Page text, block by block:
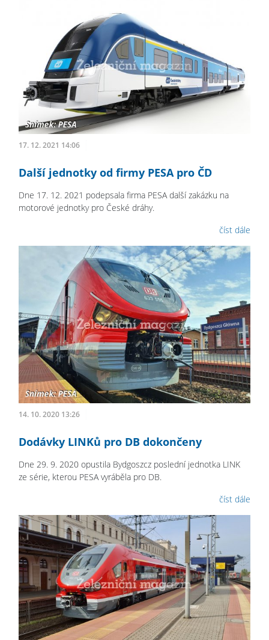
17. 12. 2021 14:06
Další jednotky od firmy PESA pro ČD
Dne 17. 12. 2021 podepsala firma PESA další zakázku na
motorové jednotky pro České dráhy.
číst dále
14. 10. 2020 13:26
Dodávky LINKů pro DB dokončeny
Dne 29. 9. 2020 opustila Bydgoszcz poslední jednotka LINK
ze série, kterou PESA vyráběla pro DB.
číst dále